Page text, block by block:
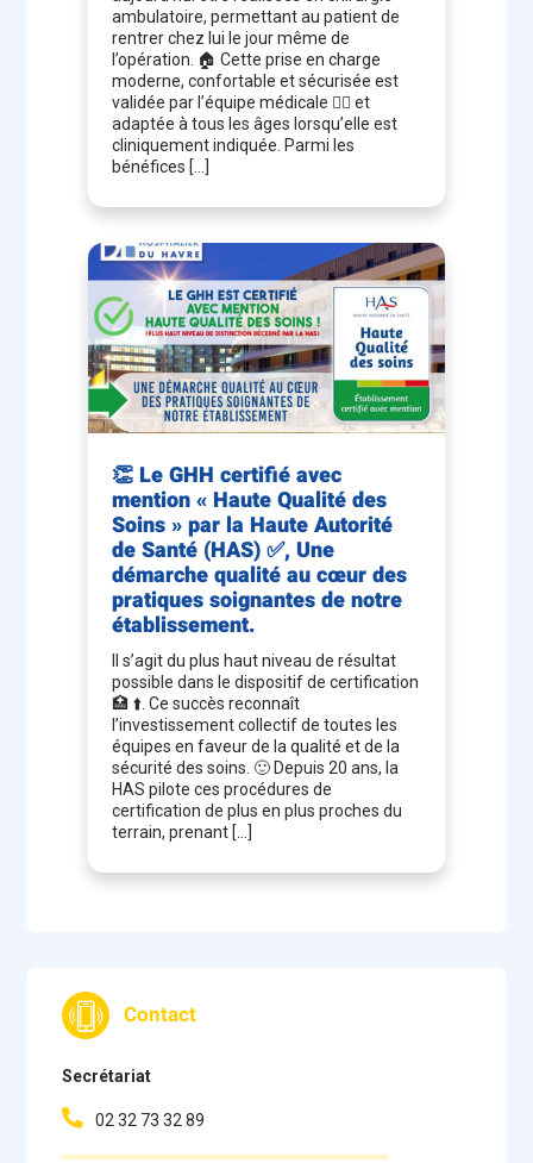
Orthopédie
Dr MIDHAT Mohammed
Dr MORIN Bertrand - Chirurgie générale, digestive
et viscérale(Responsable du service)
Dr MOUCHEL Simon - Chirurgie de l’Epaule & des
Membres Inférieurs
générale, digestive et viscérale
Dr POTEL Stéphanie - Gynécologue – obstétricien
- Échographie du Fœtus (référence) - grossesses
pathologiques (coordonnateur du CPDPN)
Dr REROLLE Stéphane - Chirurgie oto-rhino-
laryngologique - ORL
Dr SOTTER Sylvie - Gynécologue obstétricien
Dr TALBOT Alain - Chirurgie gynécologique -
obstétricien - grossesses pathologiques
Dr TARRON Anne-Claire - Chirurgie maxillo-
faciale, stomatologie et dentaire
Dr TRIMECH Adnène - Gynécologue obstétricien -
procréation médicalement assistée (chef de service)
Dr VOITELIER Eglantine - Chirurgie générale,
digestive et viscérale
ambulatoire, permettant au patient de
rentrer chez lui le jour même de
l’opération. 🏠 Cette prise en charge
moderne, confortable et sécurisée est
validée par l’équipe médicale 👩‍⚕️ et
adaptée à tous les âges lorsqu’elle est
cliniquement indiquée. Parmi les
bénéfices […]
👏 Le GHH certifié avec
mention « Haute Qualité des
Soins » par la Haute Autorité
de Santé (HAS) ✅, Une
démarche qualité au cœur des
pratiques soignantes de notre
établissement.
Il s’agit du plus haut niveau de résultat
possible dans le dispositif de certification
🏥 ⬆️. Ce succès reconnaît
l’investissement collectif de toutes les
équipes en faveur de la qualité et de la
sécurité des soins. 🙂 Depuis 20 ans, la
HAS pilote ces procédures de
certification de plus en plus proches du
terrain, prenant […]
Contact
Secrétariat
02 32 73 32 89